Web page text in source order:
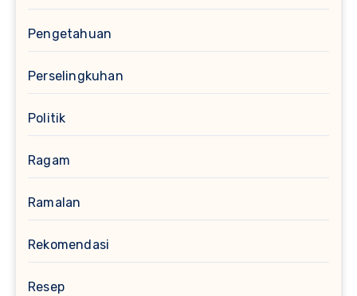
Pengetahuan
Perselingkuhan
Politik
Ragam
Ramalan
Rekomendasi
Resep